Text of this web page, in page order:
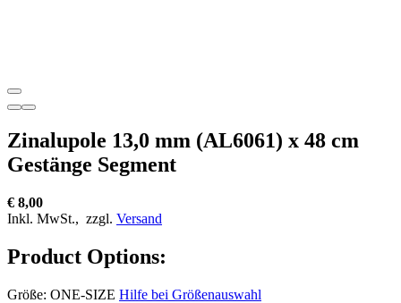
Zinalupole 13,0 mm (AL6061) x 48 cm
Gestänge Segment
€ 8,00
Inkl. MwSt., zzgl. Versand
Product Options:
Größe: ONE-SIZE Hilfe bei Größenauswahl